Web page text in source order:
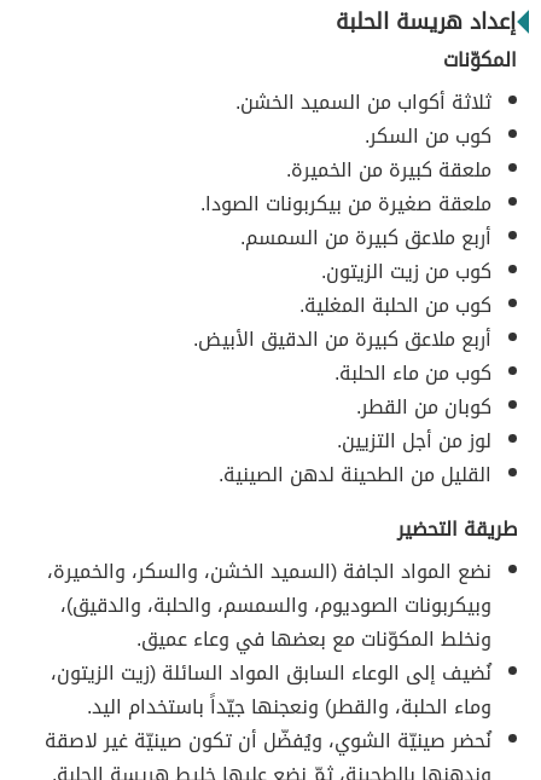
إعداد هريسة الحلبة
المكوّنات
ثلاثة أكواب من السميد الخشن.
كوب من السكر.
ملعقة كبيرة من الخميرة.
ملعقة صغيرة من بيكربونات الصودا.
أربع ملاعق كبيرة من السمسم.
كوب من زيت الزيتون.
كوب من الحلبة المغلية.
أربع ملاعق كبيرة من الدقيق الأبيض.
كوب من ماء الحلبة.
كوبان من القطر.
لوز من أجل التزيين.
القليل من الطحينة لدهن الصينية.
طريقة التحضير
نضع المواد الجافة (السميد الخشن، والسكر، والخميرة،
وبيكربونات الصوديوم، والسمسم، والحلبة، والدقيق)،
ونخلط المكوّنات مع بعضها في وعاء عميق.
نُضيف إلى الوعاء السابق المواد السائلة (زيت الزيتون،
وماء الحلبة، والقطر) ونعجنها جيّداً باستخدام اليد.
نُحضر صينيّة الشوي، ويُفضّل أن تكون صينيّة غير لاصقة